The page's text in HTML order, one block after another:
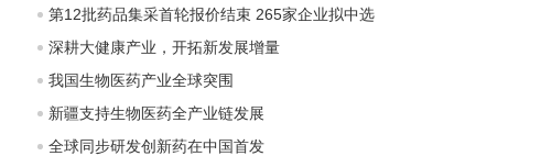
第12批药品集采首轮报价结束 265家企业拟中选
深耕大健康产业，开拓新发展增量
我国生物医药产业全球突围
新疆支持生物医药全产业链发展
全球同步研发创新药在中国首发